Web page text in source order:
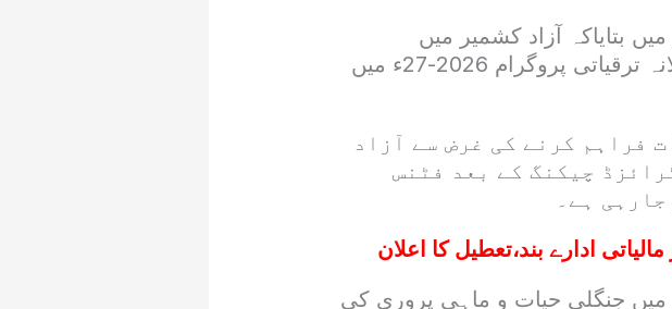
بتایاکہ آزاد کشمیر میں
ٹرانسپورٹ سیکٹرکی ترقی و بہتری کیلئے آمدہ سالانہ ترقیاتی پروگرام 2026-27ء میں
فراہم کرنے کی غرض سے آزاد
چیکنگ کے بعد فٹنس
ہے۔
ادارے بند،تعطیل کا اعلان
میں جنگلی حیات و ماہی پروری کی